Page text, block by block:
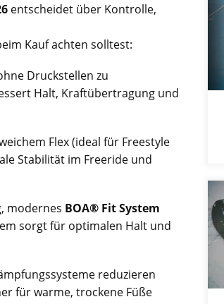
entscheidet über Kontrolle,
Kauf achten solltest:
Druckstellen zu
Halt, Kraftübertragung und
Flex (ideal für Freestyle
Stabilität im Freeride und
modernes BOA® Fit System
sorgt für optimalen Halt und
reduzieren
für warme, trockene Füße